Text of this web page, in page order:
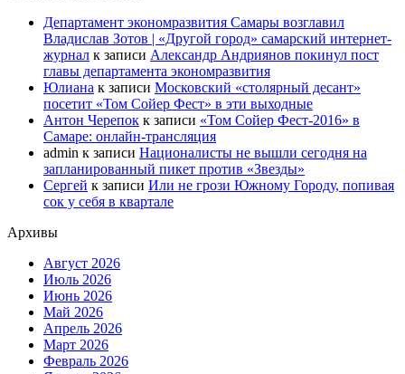
Департамент экономразвития Самары возглавил
Владислав Зотов | «Другой город» самарский интернет-
журнал к записи Александр Андриянов покинул пост
главы департамента экономразвития
Юлиана к записи Московский «столярный десант»
посетит «Том Сойер Фест» в эти выходные
Антон Черепок к записи «Том Сойер Фест-2016» в
Самаре: онлайн-трансляция
admin к записи Националисты не вышли сегодня на
запланированный пикет против «Звезды»
Сергей к записи Или не грози Южному Городу, попивая
сок у себя в квартале
Архивы
Август 2026
Июль 2026
Июнь 2026
Май 2026
Апрель 2026
Март 2026
Февраль 2026